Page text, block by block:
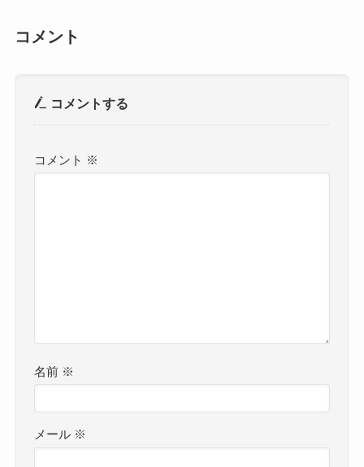
コメント
コメントする
コメント ※
名前 ※
メール ※